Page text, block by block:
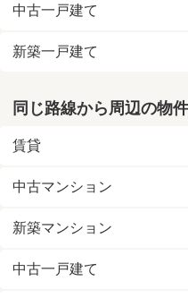
中古一戸建て
新築一戸建て
同じ路線から周辺の物
賃貸
中古マンション
新築マンション
中古一戸建て